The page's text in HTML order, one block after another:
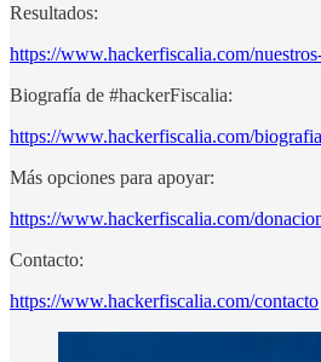
Resultados:
https://www.hackerfiscalia.com/
Biografía de #hackerFiscalia:
https://www.hackerfiscalia.com/biografia
Más opciones para apoyar:
https://www.hackerfiscalia.com/
Contacto:
https://www.hackerfiscalia.com/contacto